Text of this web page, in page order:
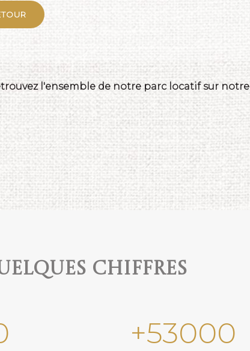
l'ensemble de notre parc locatif sur notre
chiffres
+53000